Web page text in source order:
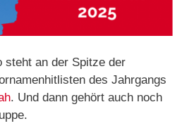
steht an der Spitze der
des Jahrgangs
. Und dann gehört auch noch